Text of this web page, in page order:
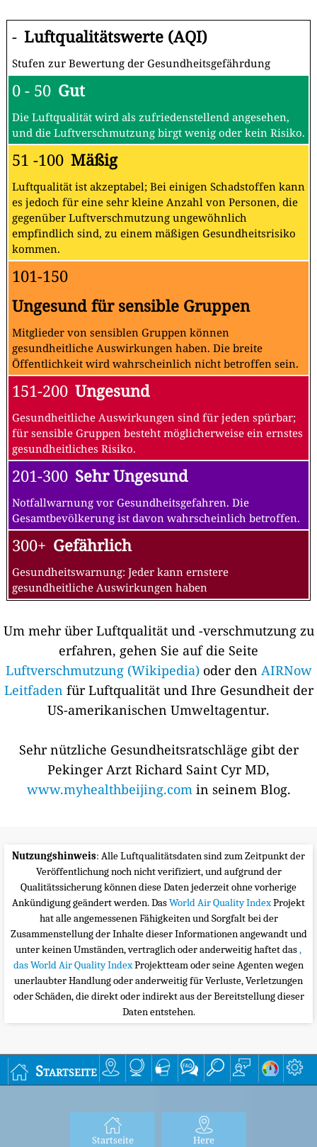
- Luftqualitätswerte (AQI)
Stufen zur Bewertung der Gesundheitsgefährdung
0 - 50 Gut
Die Luftqualität wird als zufriedenstellend angesehen,
und die Luftverschmutzung birgt wenig oder kein Risiko.
51 -100 Mäßig
Luftqualität ist akzeptabel; Bei einigen Schadstoffen kann
es jedoch für eine sehr kleine Anzahl von Personen, die
gegenüber Luftverschmutzung ungewöhnlich
empfindlich sind, zu einem mäßigen Gesundheitsrisiko
kommen.
101-150
Ungesund für sensible Gruppen
Mitglieder von sensiblen Gruppen können
gesundheitliche Auswirkungen haben. Die breite
Öffentlichkeit wird wahrscheinlich nicht betroffen sein.
151-200 Ungesund
Gesundheitliche Auswirkungen sind für jeden spürbar;
für sensible Gruppen besteht möglicherweise ein ernstes
gesundheitliches Risiko.
201-300 Sehr Ungesund
Notfallwarnung vor Gesundheitsgefahren. Die
Gesamtbevölkerung ist davon wahrscheinlich betroffen.
300+ Gefährlich
Gesundheitswarnung: Jeder kann ernstere
gesundheitliche Auswirkungen haben
Um mehr über Luftqualität und -verschmutzung zu
erfahren, gehen Sie auf die Seite
Luftverschmutzung (Wikipedia)oder den AIRNow
Leitfaden für Luftqualität und Ihre Gesundheit der
US-amerikanischen Umweltagentur.
Sehr nützliche Gesundheitsratschläge gibt der
Pekinger Arzt Richard Saint Cyr MD,
www.myhealthbeijing.comin seinem Blog.
Nutzungshinweis: Alle Luftqualitätsdaten sind zum Zeitpunkt der
Veröffentlichung noch nicht verifiziert, und aufgrund der
Qualitätssicherung können diese Daten jederzeit ohne vorherige
Ankündigung geändert werden. DasWorld Air Quality IndexProjekt
hat alle angemessenen Fähigkeiten und Sorgfalt bei der
Zusammenstellung der Inhalte dieser Informationen angewandt und
unter keinen Umständen, vertraglich oder anderweitig haftet das,
das World Air Quality IndexProjektteam oder seine Agenten wegen
unerlaubter Handlung oder anderweitig für Verluste, Verletzungen
oder Schäden, die direkt oder indirekt aus der Bereitstellung dieser
Daten entstehen.
Startseite
Startseite Here